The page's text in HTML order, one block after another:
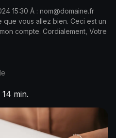
15:30 À : nom@domaine.fr
que vous allez bien. Ceci est un
compte. Cordialement, Votre
14 min.